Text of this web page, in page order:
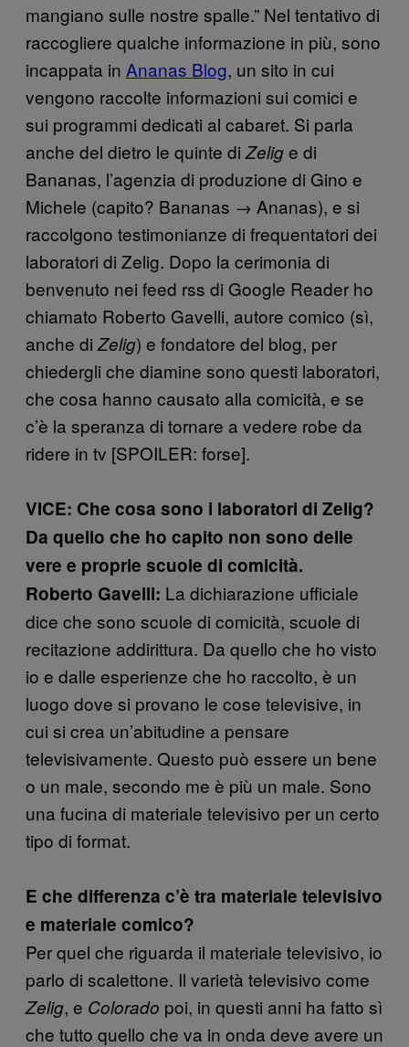
mangiano sulle nostre spalle.” Nel tentativo di
raccogliere qualche informazione in più, sono
incappata in Ananas Blog, un sito in cui
vengono raccolte informazioni sui comici e
sui programmi dedicati al cabaret. Si parla
anche del dietro le quinte di Zelige di
Bananas, l’agenzia di produzione di Gino e
Michele (capito? Bananas → Ananas), e si
raccolgono testimonianze di frequentatori dei
laboratori di Zelig. Dopo la cerimonia di
benvenuto nei feed rss di Google Reader ho
chiamato Roberto Gavelli, autore comico (sì,
anche di Zelig) e fondatore del blog, per
chiedergli che diamine sono questi laboratori,
che cosa hanno causato alla comicità, e se
c’è la speranza di tornare a vedere robe da
ridere in tv [SPOILER: forse].
VICE: Che cosa sono i laboratori di Zelig?
Da quello che ho capito non sono delle
vere e proprie scuole di comicità.
Roberto Gavelli: La dichiarazione ufficiale
dice che sono scuole di comicità, scuole di
recitazione addirittura. Da quello che ho visto
io e dalle esperienze che ho raccolto, è un
luogo dove si provano le cose televisive, in
cui si crea un’abitudine a pensare
televisivamente. Questo può essere un bene
o un male, secondo me è più un male. Sono
una fucina di materiale televisivo per un certo
tipo di format.
E che differenza c’è tra materiale televisivo
e materiale comico?
Per quel che riguarda il materiale televisivo, io
parlo di scalettone. Il varietà televisivo come
Zelig, e Colorado poi, in questi anni ha fatto sì
che tutto quello che va in onda deve avere un